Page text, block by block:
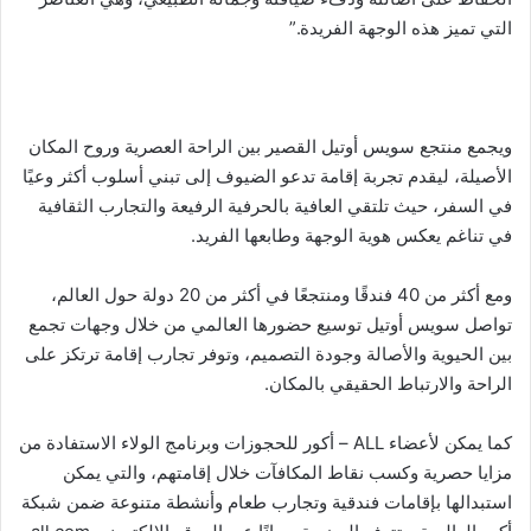
التي تميز هذه الوجهة الفريدة.”
ويجمع منتجع سويس أوتيل القصير بين الراحة العصرية وروح المكان
الأصيلة، ليقدم تجربة إقامة تدعو الضيوف إلى تبني أسلوب أكثر وعيًا
في السفر، حيث تلتقي العافية بالحرفية الرفيعة والتجارب الثقافية
في تناغم يعكس هوية الوجهة وطابعها الفريد.
ومع أكثر من 40 فندقًا ومنتجعًا في أكثر من 20 دولة حول العالم،
تواصل سويس أوتيل توسيع حضورها العالمي من خلال وجهات تجمع
بين الحيوية والأصالة وجودة التصميم، وتوفر تجارب إقامة ترتكز على
الراحة والارتباط الحقيقي بالمكان.
كما يمكن لأعضاء ALL – أكور للحجوزات وبرنامج الولاء الاستفادة من
مزايا حصرية وكسب نقاط المكافآت خلال إقامتهم، والتي يمكن
استبدالها بإقامات فندقية وتجارب طعام وأنشطة متنوعة ضمن شبكة